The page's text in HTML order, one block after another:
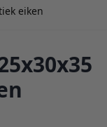
eiken